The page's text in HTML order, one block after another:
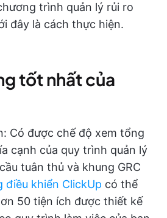
trình quản lý rủi ro
đây là cách thực hiện.
tốt nhất của
Có được chế độ xem tổng
cạnh của quy trình quản lý
tuân thủ và khung GRC
điều khiển ClickUp có thể
50 tiện ích được thiết kế